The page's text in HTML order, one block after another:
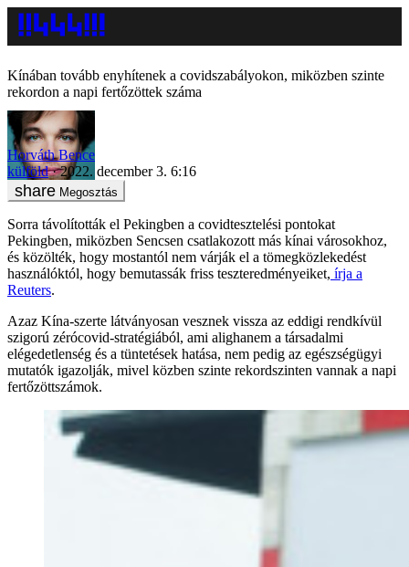
Kínában tovább enyhítenek a covidszabályokon, miközben szinte
rekordon a napi fertőzöttek száma
Horváth Bence
külföld
2022. december 3. 6:16
Megosztás
Sorra távolították el Pekingben a covidtesztelési pontokat
Pekingben, miközben Sencsen csatlakozott más kínai városokhoz,
és közölték, hogy mostantól nem várják el a tömegközlekedést
használóktól, hogy bemutassák friss teszteredményeiket, írja a
Reuters.
Azaz Kína-szerte látványosan vesznek vissza az eddigi rendkívül
szigorú zérócovid-stratégiából, ami alighanem a társadalmi
elégedetlenség és a tüntetések hatása, nem pedig az egészségügyi
mutatók igazolják, mivel közben szinte rekordszinten vannak a napi
fertőzöttszámok.